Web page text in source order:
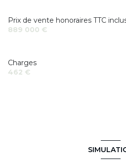
Prix de vente honoraires TTC
889 000 €
Charges
462 €